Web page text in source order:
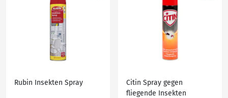
Rubin Insekten Spray
Citin Spray gegen
fliegende Insekten